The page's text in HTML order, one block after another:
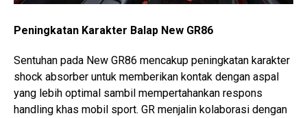
Peningkatan Karakter Balap New GR86
Sentuhan pada New GR86 mencakup peningkatan karakter
shock absorber untuk memberikan kontak dengan aspal
yang lebih optimal sambil mempertahankan respons
handling khas mobil sport. GR menjalin kolaborasi dengan